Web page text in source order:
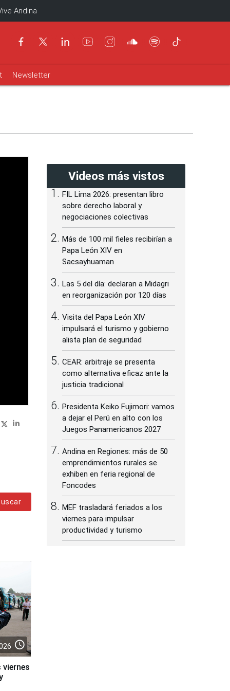
Andina
Newsletter
access_time
Videos más vistos
FIL Lima 2026: presentan libro
sobre derecho laboral y
negociaciones colectivas
Más de 100 mil fieles recibirían a
Papa León XIV en
Sacsayhuaman
Las 5 del día: declaran a Midagri
en reorganización por 120 días
Visita del Papa León XIV
impulsará el turismo y gobierno
alista plan de seguridad
CEAR: arbitraje se presenta
como alternativa eficaz ante la
justicia tradicional
Presidenta Keiko Fujimori: vamos
a dejar el Perú en alto con los
Juegos Panamericanos 2027
Andina en Regiones: más de 50
emprendimientos rurales se
exhiben en feria regional de
Foncodes
MEF trasladará feriados a los
viernes para impulsar
productividad y turismo